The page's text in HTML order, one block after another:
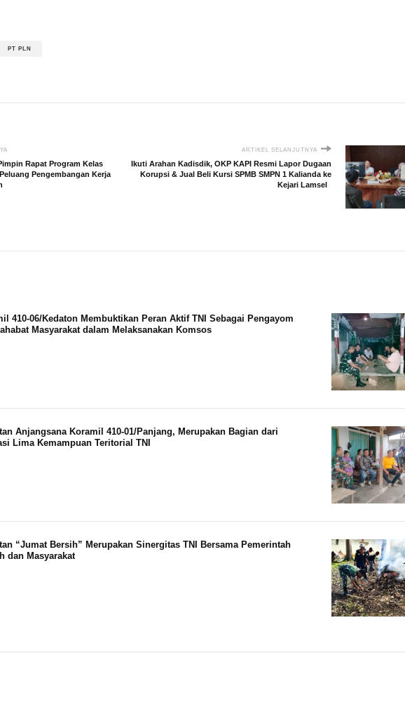
PT PLN
Rapat Program Kelas
Pengembangan Kerja
ARTIKEL SELANJUTNYA
Ikuti Arahan Kadisdik, OKP KAPI Resmi Lapor Dugaan
Korupsi & Jual Beli Kursi SPMB SMPN 1 Kalianda ke
Kejari Lamsel
410-06/Kedaton Membuktikan Peran Aktif TNI Sebagai Pengayom
Masyarakat dalam Melaksanakan Komsos
Anjangsana Koramil 410-01/Panjang, Merupakan Bagian dari
Lima Kemampuan Teritorial TNI
“Jumat Bersih” Merupakan Sinergitas TNI Bersama Pemerintah
dan Masyarakat